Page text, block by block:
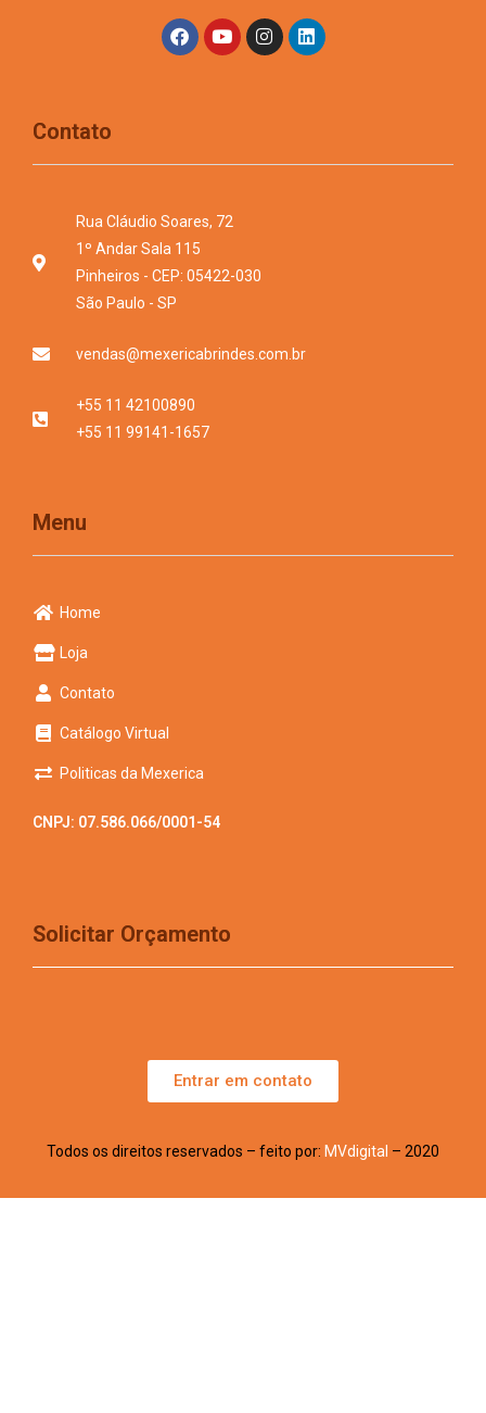
Contato
Rua Cláudio Soares, 72
1º Andar Sala 115
Pinheiros - CEP: 05422-030
São Paulo - SP
vendas@mexericabrindes.com.br
+55 11 42100890
+55 11 99141-1657
Menu
Home
Loja
Contato
Catálogo Virtual
Politicas da Mexerica
CNPJ: 07.586.066/0001-54
Solicitar Orçamento
Entrar em contato
Todos os direitos reservados – feito por: MVdigital – 2020